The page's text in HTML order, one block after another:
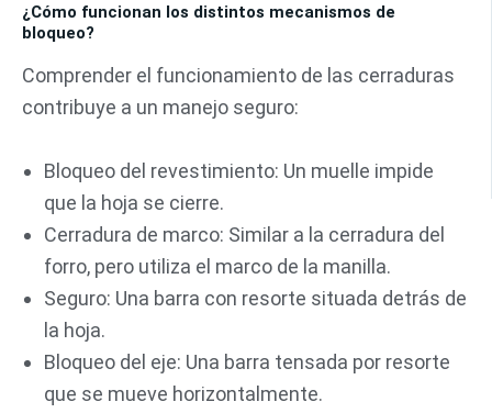
¿Cómo funcionan los distintos mecanismos de
bloqueo?
Comprender el funcionamiento de las cerraduras
contribuye a un manejo seguro:
Bloqueo del revestimiento: Un muelle impide
que la hoja se cierre.
Cerradura de marco: Similar a la cerradura del
forro, pero utiliza el marco de la manilla.
Seguro: Una barra con resorte situada detrás de
la hoja.
Bloqueo del eje: Una barra tensada por resorte
que se mueve horizontalmente.